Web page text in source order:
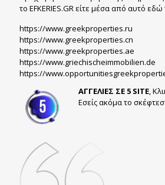
το EFKERIES.GR είτε μέσα από αυτό
https://www.greekproperties.ru
https://www.greekproperties.cn
https://www.greekproperties.ae
https://www.griechischeimmobilien.de
https://
ΑΓΓΕΛΙΕΣ ΣΕ 5 SITE ,
Εσείς ακόμα το